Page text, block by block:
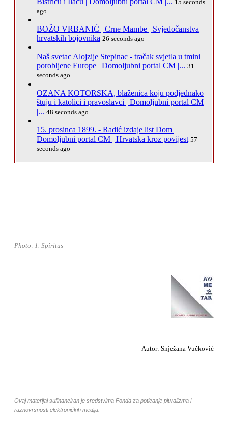
15 seconds
ago
BOŽO VRBANIĆ | Crne Mambe | Svjedočanstva
hrvatskih bojovnika 26 seconds ago
Naš svetac Alojzije Stepinac - tračak svjetla u tmini
porobljene Europe | Domoljubni portal CM |... 31
seconds ago
OZANA KOTORSKA, blaženica koju podjednako
štuju i katolici i pravoslavci | Domoljubni portal CM
|... 48 seconds ago
15. prosinca 1899. - Radić izdaje list Dom |
Domoljubni portal CM | Hrvatska kroz povijest 57
seconds ago
Photo: 1. Spiritus
Autor: Snježana Vučković
Ovaj materijal sufinanciran je sredstvima Fonda za poticanje pluralizma i
raznovrsnosti elektroničkih medija.